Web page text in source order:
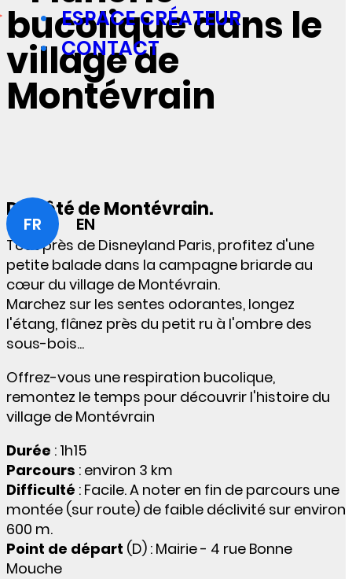
ESPACE CRÉATEUR
CONTACT
FR EN
bucolique dans le
village de
Montévrain
Du côté de Montévrain.
Tout près de Disneyland Paris, profitez d'une
petite balade dans la campagne briarde au
cœur du village de Montévrain.
Marchez sur les sentes odorantes, longez
l'étang, flânez près du petit ru à l'ombre des
sous-bois...
Offrez-vous une respiration bucolique,
remontez le temps pour découvrir l'histoire du
village de Montévrain
Durée : 1h15
Parcours : environ 3 km
Difficulté : Facile. A noter en fin de parcours une
montée (sur route) de faible déclivité sur environ
600 m.
Point de départ (D) : Mairie - 4 rue Bonne
Mouche